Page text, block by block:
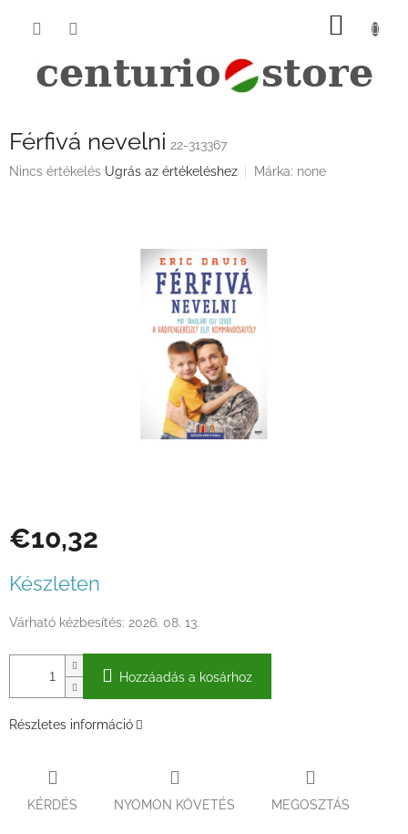
KOSÁR
Férfivá nevelni 22-313367
A
Nincs értékelés Ugrás az értékeléshez Márka: none
€10,32
Készleten
Várható kézbesítés: 2026. 08. 13.
Hozzáadás a kosárhoz
Részletes információ
KÉRDÉS NYOMON KÖVETÉS MEGOSZTÁS